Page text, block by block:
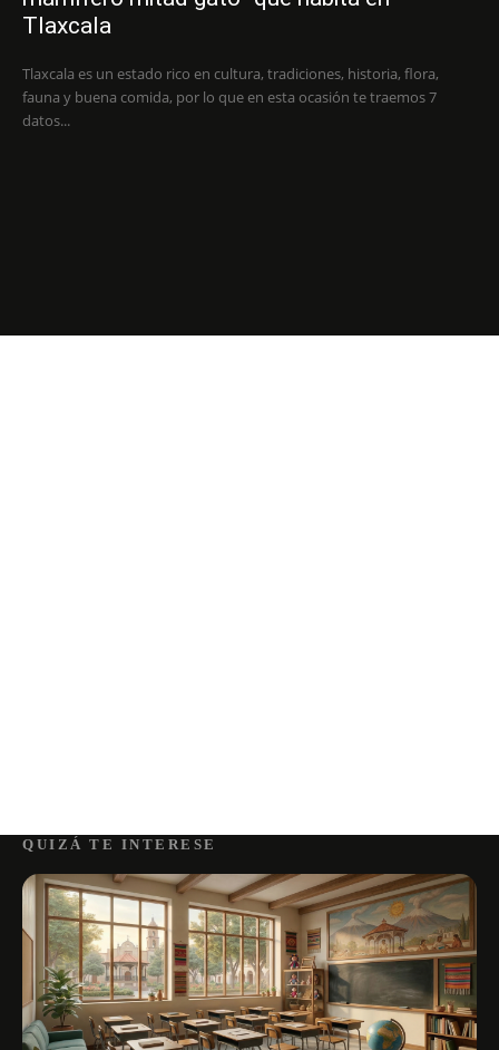
Tlaxcala
Tlaxcala es un estado rico en cultura, tradiciones, historia, flora,
fauna y buena comida, por lo que en esta ocasión te traemos 7
datos...
QUIZÁ TE INTERESE